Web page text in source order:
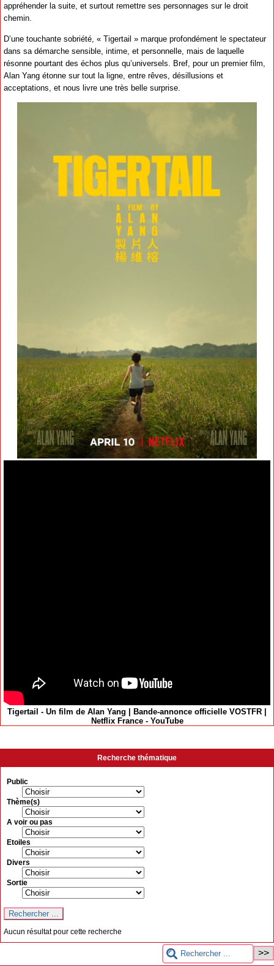
appréhender la suite, et surtout remettre ses personnages sur le droit
chemin.
D’une touchante sobriété, « Tigertail » marque profondément le spectateur
dans sa démarche sensible, intime, et personnelle, mais de laquelle
résonne pourtant des échos plus qu’universels. Bref, pour un premier film,
Alan Yang étonne sur tout la ligne, entre rêves, désillusions et
acceptations, et nous livre une très belle surprise.
Tigertail - Un film de Alan Yang | Bande-annonce officielle VOSTFR |
Netflix France - YouTube
Recherche thématique
Public
Thème(s)
A voir ou pas
Etoiles
Divers
Sortie
Aucun résultat pour cette recherche